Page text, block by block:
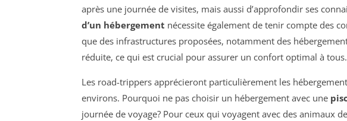
après une journée de visites, mais aussi d’approfondir ses
d’un hébergement nécessite également de tenir compte des
que des infrastructures proposées, notamment des
réduite, ce qui est crucial pour assurer un confort optimal à tous.
Les road-trippers apprécieront particulièrement les
environs. Pourquoi ne pas choisir un hébergement avec une
journée de voyage? Pour ceux qui voyagent avec des animaux